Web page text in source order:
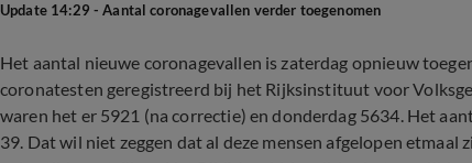
Update 14:29 - Aantal coronagevallen verder toegenomen
Het aantal nieuwe coronagevallen is zaterdag opnieuw
coronatesten geregistreerd bij het Rijksinstituut voor
waren het er 5921 (na correctie) en donderdag 5634. Het
39. Dat wil niet zeggen dat al deze mensen afgelopen